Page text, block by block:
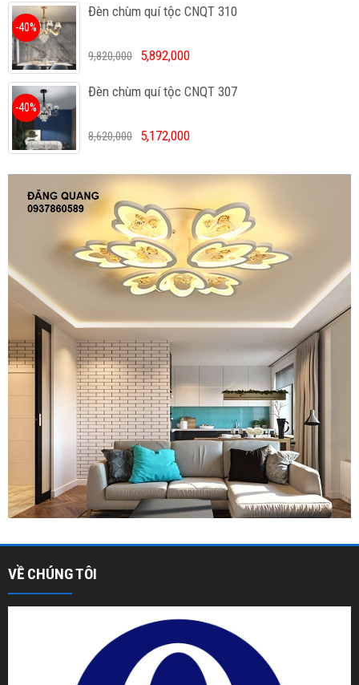
Đèn chùm quí tộc CNQT 310
-40%
9,820,000 5,892,000
Đèn chùm quí tộc CNQT 307
-40%
8,620,000 5,172,000
VỀ CHÚNG TÔI